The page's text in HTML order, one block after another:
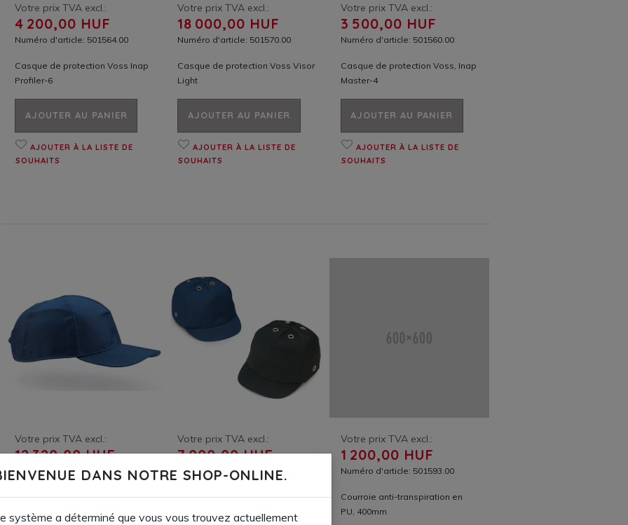
Votre prix TVA excl.:
4 200,00 HUF
Numéro d'article: 501564.00
Casque de protection Voss Inap
Profiler-6
AJOUTER AU PANIER
AJOUTER À LA LISTE DE
SOUHAITS
Votre prix TVA excl.:
18 000,00 HUF
Numéro d'article: 501570.00
Casque de protection Voss Visor
Light
AJOUTER AU PANIER
AJOUTER À LA LISTE DE
SOUHAITS
Votre prix TVA excl.:
3 500,00 HUF
Numéro d'article: 501560.00
Casque de protection Voss, Inap
Master-4
AJOUTER AU PANIER
AJOUTER À LA LISTE DE
SOUHAITS
Votre prix TVA excl.:
12 320,00 HUF
Numéro d'article: 501550.00
Casquette anti-choc "Voss-Cap
oil & rain"
Votre prix TVA excl.:
7 000,00 HUF
Numéro d'article: 501530.00
Casquette anti-choc Voss-Cap
Votre prix TVA excl.:
1 200,00 HUF
Numéro d'article: 501593.00
Courroie anti-transpiration en
PU, 400mm
DANS NOTRE SHOP-ONLINE.
système a déterminé que vous vous trouvez actuellement